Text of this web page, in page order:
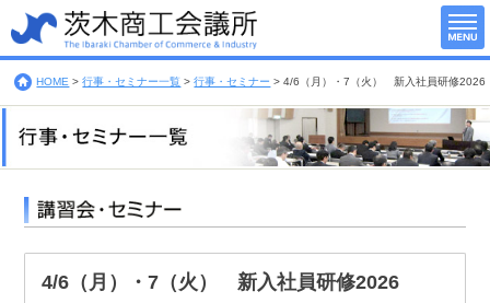
HOME > 行事・セミナー一覧 > 行事・セミナー > 4/6（月）・7（火） 新入社員研修2026
4/6（月）・7（火） 新入社員研修2026